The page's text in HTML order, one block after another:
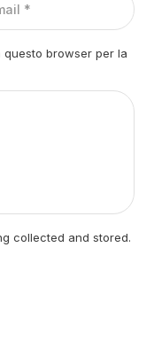
questo browser per la
collected and stored.